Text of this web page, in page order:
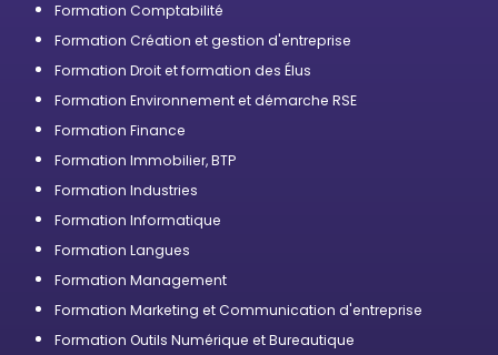
Formation Comptabilité
Formation Création et gestion d'entreprise
Formation Droit et formation des Élus
Formation Environnement et démarche RSE
Formation Finance
Formation Immobilier, BTP
Formation Industries
Formation Informatique
Formation Langues
Formation Management
Formation Marketing et Communication d'entreprise
Formation Outils Numérique et Bureautique